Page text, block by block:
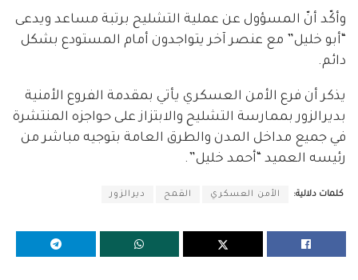
وأكّد أنّ المسؤول عن عملية التشليح برتبة مساعد ويدعى
“أبو خليل” مع عنصر آخر يتواجدون أمام المستودع بشكل
دائم.
يذكر أن فرع الأمن العسكري يأتي بمقدمة الفروع الأمنية
بديرالزور بممارسة التشليح والابتزاز على حواجزه المنتشرة
في جميع مداخل المدن والطرق العامة بتوجيه مباشر من
رئيسه العميد “أحمد خليل”.
كلمات دلالية: الأمن العسكري القمح ديرالزور